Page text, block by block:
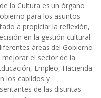
la Cultura es un órgano
para los asuntos
a propiciar la reflexión,
en la gestión cultural.
áreas del Gobierno
el sector de la
Empleo, Hacienda
los cabildos y
de las distintas